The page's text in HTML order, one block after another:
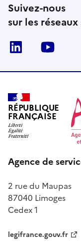
Suivez-nous
sur les
LinkedIn
RÉPUBLIQUE
FRANÇAISE
Agence de
2 rue du Maupas
87040 Limoges
Cedex 1
legifrance.gouv.fr